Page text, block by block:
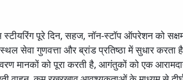
पूरे दिन, सहज, नॉन-स्टॉप ऑपरेशन को
सेवा गुणवत्ता और ब्रांड प्रतिष्ठा में सुधार करता
मानकों को पूरा करती है, आगंतुकों को एक